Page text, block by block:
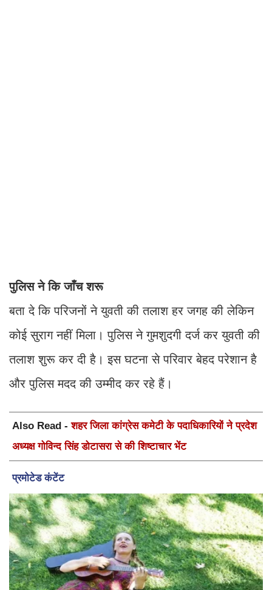
पुलिस ने कि जाँच शरू
बता दे कि परिजनों ने युवती की तलाश हर जगह की लेकिन
कोई सुराग नहीं मिला। पुलिस ने गुमशुदगी दर्ज कर युवती की
तलाश शुरू कर दी है। इस घटना से परिवार बेहद परेशान है
और पुलिस मदद की उम्मीद कर रहे हैं।
Also Read -शहर जिला कांग्रेस कमेटी के पदाधिकारियों ने प्रदेश
अध्यक्ष गोविन्द सिंह डोटासरा से की शिष्टाचार भेंट